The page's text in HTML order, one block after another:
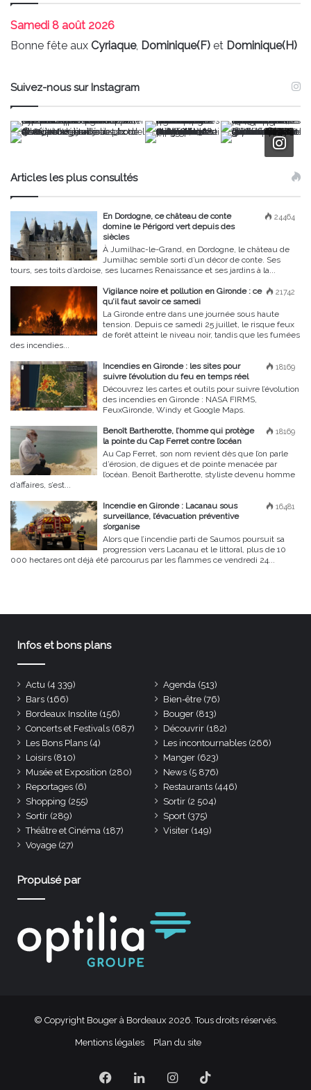
Samedi 8 août 2026
Bonne fête aux Cyriaque, Dominique(F) et Dominique(H)
Suivez-nous sur Instagram
Articles les plus consultés
24464
En Dordogne, ce château de conte
domine le Périgord vert depuis des
siècles
À Jumilhac-le-Grand, en Dordogne, le château de
Jumilhac semble sorti d’un décor de conte. Ses
tours, ses toits d’ardoise, ses lucarnes Renaissance et ses jardins à la...
21742
Vigilance noire et pollution en Gironde : ce
qu’il faut savoir ce samedi
La Gironde entre dans une journée sous haute
tension. Depuis ce samedi 25 juillet, le risque feux
de forêt atteint le niveau noir, tandis que les fumées
des incendies...
18169
Incendies en Gironde : les sites pour
suivre l’évolution du feu en temps réel
Découvrez les cartes et outils pour suivre l’évolution
des incendies en Gironde : NASA FIRMS,
FeuxGironde, Windy et Google Maps.
18169
Benoît Bartherotte, l’homme qui protège
la pointe du Cap Ferret contre l’océan
Au Cap Ferret, son nom revient dès que l’on parle
d’érosion, de digues et de pointe menacée par
l’océan. Benoît Bartherotte, styliste devenu homme
d’affaires, s’est...
16481
Incendie en Gironde : Lacanau sous
surveillance, l’évacuation préventive
s’organise
Alors que l’incendie parti de Saumos poursuit sa
progression vers Lacanau et le littoral, plus de 10
000 hectares ont déjà été parcourus par les flammes ce vendredi 24...
Infos et bons plans
Actu (4 339) Agenda (513)
Bars (166) Bien-être (76)
Bordeaux Insolite (156) Bouger (813)
Concerts et Festivals (687) Découvrir (182)
Les Bons Plans (4) Les incontournables (266)
Loisirs (810) Manger (623)
Musée et Exposition (280) News (5 876)
Reportages (6) Restaurants (446)
Shopping (255) Sortir (2 504)
Sortir (289) Sport (375)
Théâtre et Cinéma (187) Visiter (149)
Voyage (27)
Propulsé par
© Copyright Bouger à Bordeaux 2026. Tous droits réservés.
Mentions légales Plan du site
Facebook
LinkedinInstagram